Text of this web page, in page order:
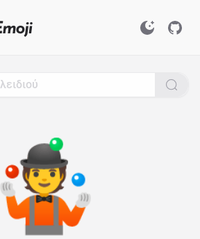
Click
🤹